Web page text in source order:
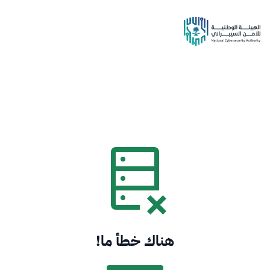
هناك خطأ ما!